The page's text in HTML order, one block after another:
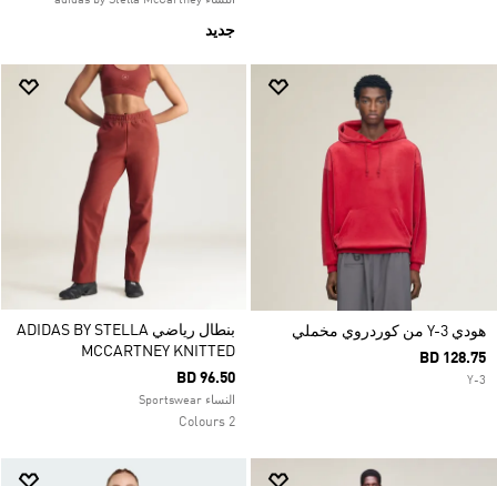
جديد
هودي Y-3 من كوردروي مخملي
BD 128.75
Y-3
بنطال رياضي ADIDAS BY STELLA
MCCARTNEY KNITTED
BD 96.50
النساء Sportswear
2 Colours